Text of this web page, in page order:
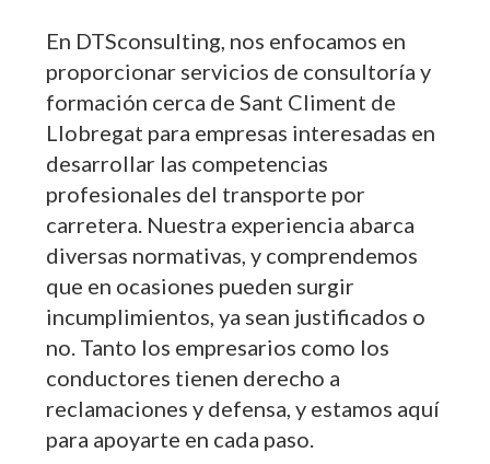
En DTSconsulting, nos enfocamos en
proporcionar servicios de consultoría y
formación cerca de Sant Climent de
Llobregat para empresas interesadas en
desarrollar las competencias
profesionales del transporte por
carretera. Nuestra experiencia abarca
diversas normativas, y comprendemos
que en ocasiones pueden surgir
incumplimientos, ya sean justificados o
no. Tanto los empresarios como los
conductores tienen derecho a
reclamaciones y defensa, y estamos aquí
para apoyarte en cada paso.